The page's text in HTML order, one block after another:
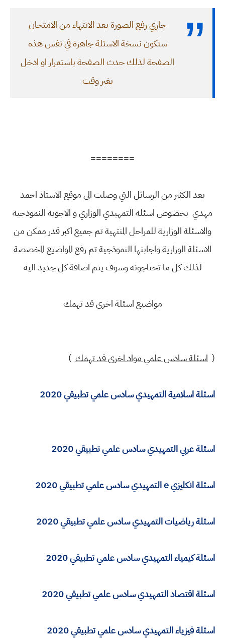
جاري رفع الصورة بعد الانتهاء من الامتحان
ستكون نسخة الاسئلة جاهزة في نفس هذه
الصفحة لذلك حدث الصفحة باستمرار او ادخل
بغير وقت
========
بعد الكثير من الرسائل التي وصلت الى موقع الاستاذ احمد
مهدي بخصوص اسئلة التمهيدي الوزاري و الاجوية النموذجية
والاسئلة الوزارية للمراحل المنتهية تم جميع اكبر قدر ممكن من
الاسئلة الوزارية واجابتها النموذجية تم رفع المواضيع المخصصة
لذلك كل ما تحتاجونه وسوف يتم اضافة كل جديد اليه
مواضيع اسئلة اخرى قد تهمك
( اسئلة سادس علمي مواد اخرى قد تهمك )
اسئلة اسلامية التمهيدي سادس علمي تطبيقي 2020
اسئلة عربي التمهيدي سادس علمي تطبيقي 2020
اسئلة انكليزي e التمهيدي سادس علمي تطبيقي 2020
اسئلة رياضيات التمهيدي سادس علمي تطبيقي 2020
اسئلة كيمياء التمهيدي سادس علمي تطبيقي 2020
اسئلة اقتصاد التمهيدي سادس علمي تطبيقي 2020
اسئلة فيزياء التمهيدي سادس علمي تطبيقي 2020